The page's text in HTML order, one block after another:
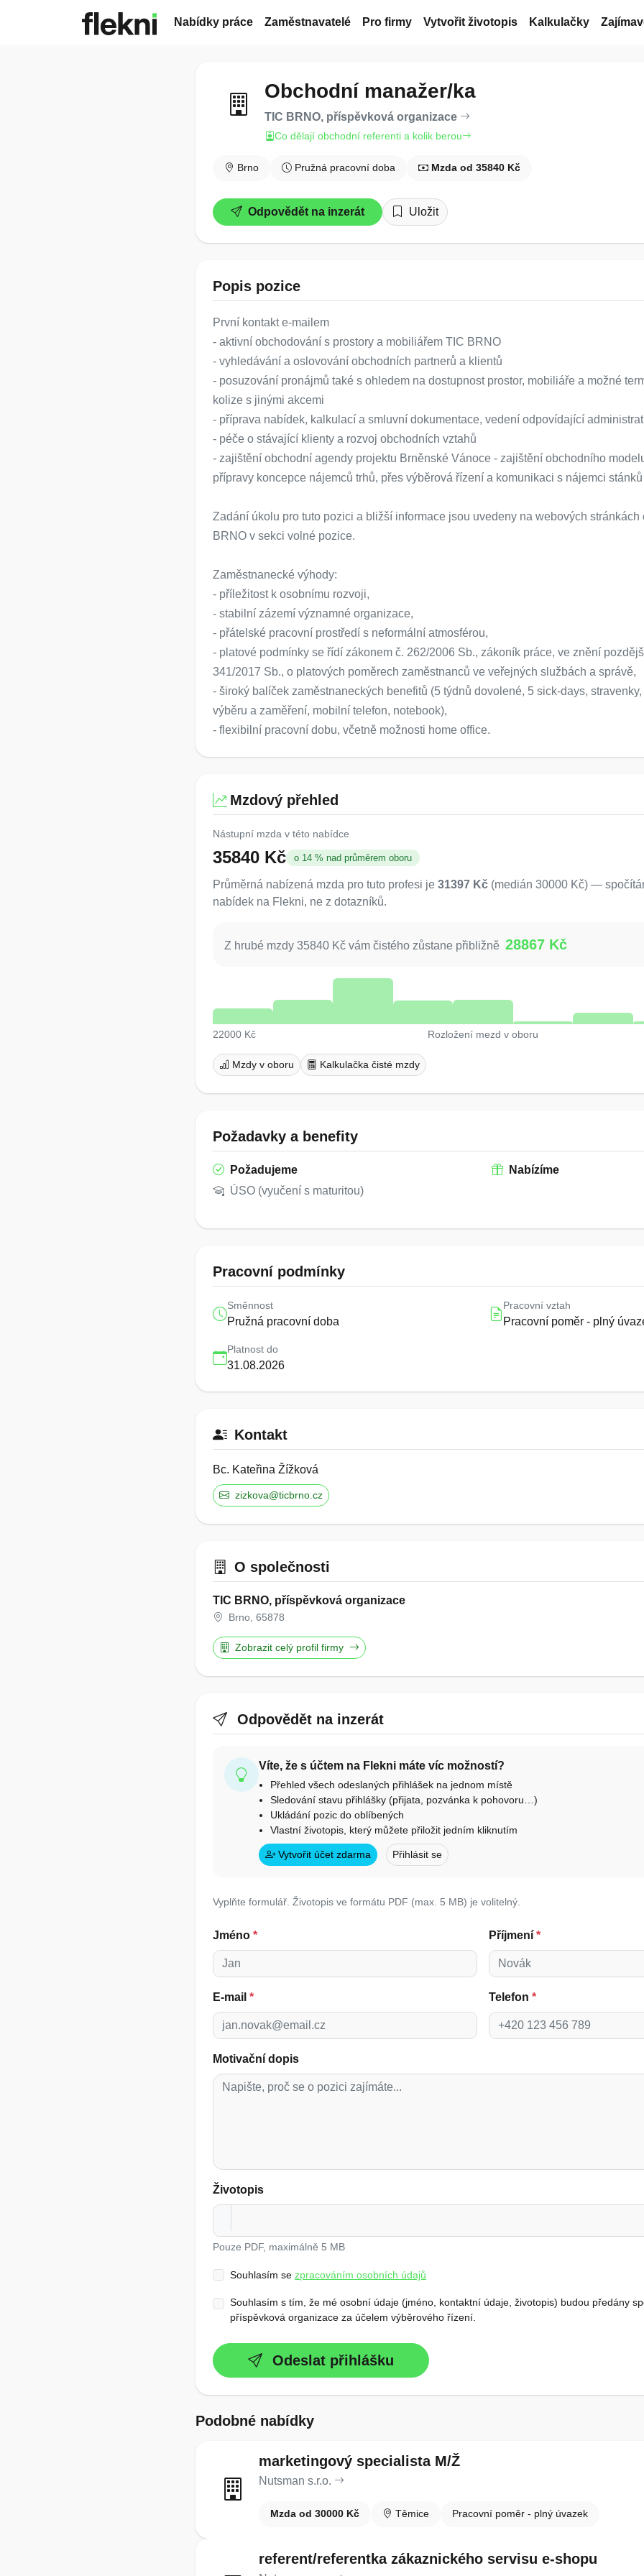
Nabídky práce Zaměstnavatelé Pro firmy Vytvořit životopis Kalkulačky
Obchodní manažer/ka
TIC BRNO, příspěvková organizace
Co dělají obchodní referenti a kolik berou
Brno Pružná pracovní doba Mzda od 35840 Kč
Odpovědět na inzerát Uložit
Popis pozice
První kontakt e-mailem
- aktivní obchodování s prostory a mobiliářem TIC BRNO
- vyhledávání a oslovování obchodních partnerů a klientů
- posuzování pronájmů také s ohledem na dostupnost prostor, mobiliáře a možné
kolize s jinými akcemi
- příprava nabídek, kalkulací a smluvní dokumentace, vedení odpovídající
- péče o stávající klienty a rozvoj obchodních vztahů
- zajištění obchodní agendy projektu Brněnské Vánoce - zajištění obchodního
přípravy koncepce nájemců trhů, přes výběrová řízení a komunikaci s nájemci stánků
Zadání úkolu pro tuto pozici a bližší informace jsou uvedeny na webových stránkách
BRNO v sekci volné pozice.
Zaměstnanecké výhody:
- příležitost k osobnímu rozvoji,
- stabilní zázemí významné organizace,
- přátelské pracovní prostředí s neformální atmosférou,
- platové podmínky se řídí zákonem č. 262/2006 Sb., zákoník práce, ve znění
341/2017 Sb., o platových poměrech zaměstnanců ve veřejných službách a správě,
- široký balíček zaměstnaneckých benefitů (5 týdnů dovolené, 5 sick-days,
výběru a zaměření, mobilní telefon, notebook),
- flexibilní pracovní dobu, včetně možnosti home office.
Mzdový přehled
Nástupní mzda v této nabídce
35840 Kč o 14 % nad průměrem oboru
Průměrná nabízená mzda pro tuto profesi je 31397 Kč (medián 30000 Kč) —
nabídek na Flekni, ne z dotazníků.
Z hrubé mzdy 35840 Kč vám čistého zůstane přibližně 28867 Kč
22000 Kč Rozložení mezd v oboru
Mzdy v oboru Kalkulačka čisté mzdy
Požadavky a benefity
Požadujeme
ÚSO (vyučení s maturitou)
Nabízíme
Pracovní podmínky
Směnnost
Pružná pracovní doba
Pracovní vztah
Pracovní poměr - plný
Platnost do
31.08.2026
Kontakt
Bc. Kateřina Žížková
zizkova@ticbrno.cz
O společnosti
TIC BRNO, příspěvková organizace
Brno, 65878
Zobrazit celý profil firmy
Odpovědět na inzerát
Víte, že s účtem na Flekni máte víc možností?
Přehled všech odeslaných přihlášek na jednom místě
Sledování stavu přihlášky (přijata, pozvánka k pohovoru…)
Ukládání pozic do oblíbených
Vlastní životopis, který můžete přiložit jedním kliknutím
Vytvořit účet zdarma Přihlásit se
Vyplňte formulář. Životopis ve formátu PDF (max. 5 MB) je volitelný.
Jméno * Příjmení *
E-mail * Telefon *
Motivační dopis
Životopis
Pouze PDF, maximálně 5 MB
Souhlasím se zpracováním osobních údajů
Souhlasím s tím, že mé osobní údaje (jméno, kontaktní údaje, životopis) budou předány
příspěvková organizace za účelem výběrového řízení.
Odeslat přihlášku
Podobné nabídky
marketingový specialista M/Ž
Nutsman s.r.o.
Mzda od 30000 Kč Těmice Pracovní poměr - plný úvazek
referent/referentka zákaznického servisu e-shopu